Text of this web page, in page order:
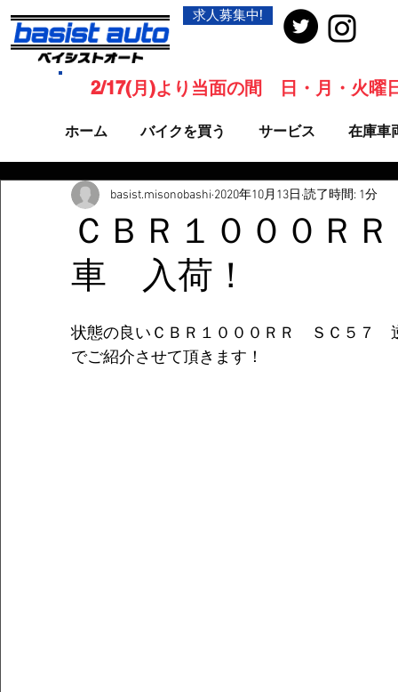
求人募集中!
ホーム バイクを買う サービス 在庫車
2/17(月)より当面の間 日・月・火曜
ＣＢＲ１０００Ｒ
車 入荷！
basist.misonobashi 2020年10月13日 読了時間: 1分
状態の良いＣＢＲ１０００ＲＲ　ＳＣ５７
でご紹介させて頂きます！